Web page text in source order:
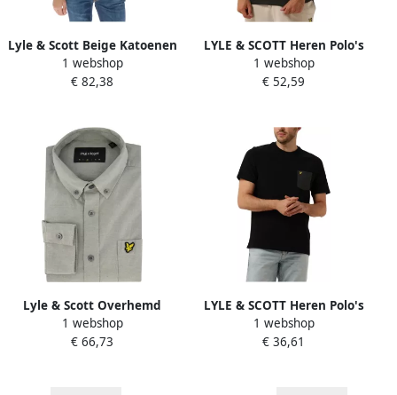
Lyle & Scott Beige Katoenen
Ronde Hals T-Shirt Beige
Heren
1 webshop
€ 82,38
LYLE & SCOTT Heren Polo's
& T-shirts Tipped Polo Shirt
Donkergrijs
1 webshop
€ 52,59
Lyle & Scott Overhemd
Lange Mouw Lyle & Scott
Chemise manches longues
1 webshop
€ 66,73
LYLE & SCOTT Heren Polo's
& T-shirts Contrast Pocket T-
shirt Zwart
1 webshop
€ 36,61